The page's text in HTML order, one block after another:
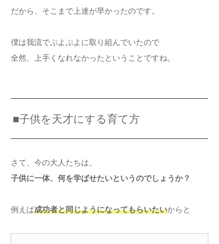
だから、そこまで上達が早かったのです。
僕は我流でぷよぷよに取り組んでいたので
全然、上手くなれなかったということですね。
■子供を天才にする育て方
さて、今の大人たちは、
子供に一体、何を学ばせたいというのでしょうか？
例えば成功者と同じようになってもらいたいからと